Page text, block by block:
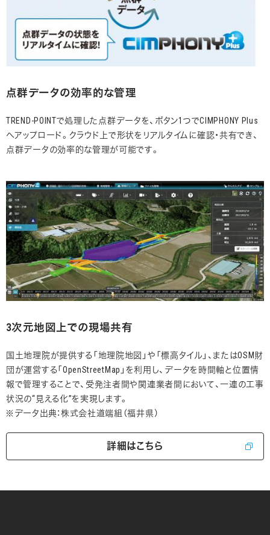
点群データの効率的な管理
TREND-POINTで処理した点群データを、ボタン1つでCIMPHONY Plus
へアップロード。クラウド上で形状をリアルタイムに確認・共有でき、
点群データの効率的な管理が可能です。
3次元地図上での現場共有
国土地理院が提供する「地理院地図」や「標高タイル」、またはOSM財
団が運営する「OpenStreetMap」を利用し、データを時間軸と位置情
報で管理することで、受発注者間や関連業者間において、一連の工事
状況の“見える化”を実現します。
※データ出典：株式会社道端組（福井県）
詳細はこちら